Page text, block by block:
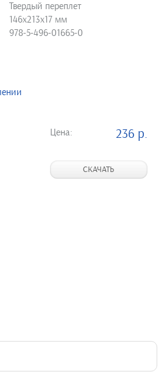
Твердый переплет
146х213х17 мм
978-5-496-01665-0
Цена: 236 р.
СКАЧАТЬ